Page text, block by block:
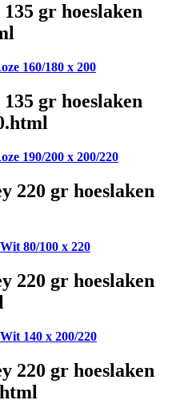
gr hoeslaken
160/180 x 200
gr hoeslaken
190/200 x 200/220
220 gr hoeslaken
80/100 x 220
220 gr hoeslaken
140 x 200/220
220 gr hoeslaken